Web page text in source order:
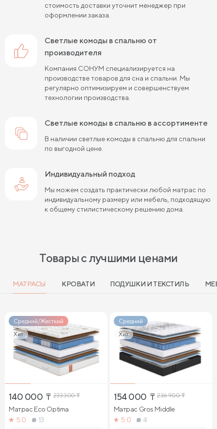
стоимость доставки уточнит менеджер при
оформлении заказа.
светлые комоды в спальню от
производителя
Компания СОНУМ специализируется на
производстве товаров для сна и спальни. Мы
регулярно оптимизируем и совершенствуем
технологии производства.
светлые комоды в спальню в ассортименте
В наличии светлые комоды в спальню для спальни
по выгодной цене.
Индивидуальный подход
Мы можем создать практически любой матрас по
индивидуальному размеру или мебель, подходящую
к общему стилистическому решению дома.
Товары с лучшими ценами
МАТРАСЫ КРОВАТИ ПОДУШКИ И ТЕКСТИЛЬ
Средний/Жесткий
Хит
140 000 ₸ 233 300₸
Матрас Eco Optima
5.0
13
Средний
Хит
154 000 ₸ 236 900₸
Матрас Gros Middle
5.0
4